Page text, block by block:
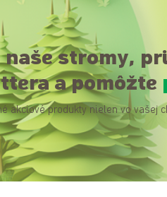
stromy,
a pomôžte
akciové produkty nielen vo vašej